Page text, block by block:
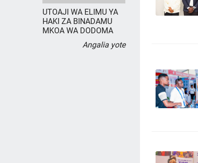
UTOAJI WA ELIMU YA
HAKI ZA BINADAMU
MKOA WA DODOMA
Angalia yote